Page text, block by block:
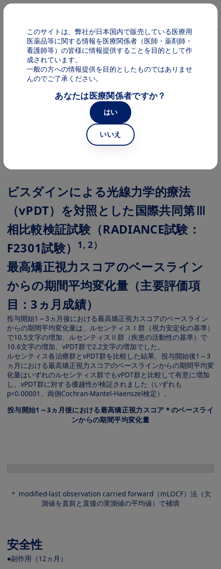
メインコンテンツに移動
パンくず
病的近視（mCNV）
ルセンティス 臨床成績に関して
本剤は国内患者及び海外患者を対象とした臨床試験成績を基に評価
され承認されました。以下で紹介する臨床試験成績には、承認範囲
外の試験成績が一部含まれています。
ビスダインによる光線力学的療法
（vPDT）を対照とした国際共同第Ⅲ
相比較検証試験（RADIANCE試験：
F2301試験）
1, 2）
最高矯正視力スコアのベースライン
からの期間平均変化量（主要評価項
目：3ヵ月成績）
投与開始1～3ヵ月後における最高矯正視力スコアのベースライン
からの期間平均変化量は、ルセンティスⅠ群（視力安定化の基準）
で10.5文字の増加、ルセンティスⅡ群（疾患の活動性の基準）で
10.6文字の増加、vPDT群で2.2文字の増加でした。
ルセンティス各治療群とvPDT群を比較した結果、投与開始後1～3
ヵ月における最高矯正視力スコアのベースラインからの期間平均変
化量はいずれのルセンティス群でもvPDT群と比較して有意に増加
し、vPDT群に対する優越性が検証されました（いずれも
p<0.00001、両側Cochran-Mantel-Haenszel検定）。
投与開始1～3ヵ月後における最高矯正視力スコア＊のベースライ
ンからの期間平均変化量
＊ modified-last observation carried forward（mLOCF）法（欠
測値を直前と直後の実測値の平均値）で補填
安全性
●副作用（12ヵ月）
このサイトは、弊社が日本国内で販売している医療用
医薬品等に関する情報を医療関係者（医師・薬剤師・
看護師等）の皆様に情報提供することを目的として作
成されています。
一般の方への情報提供を目的としたものではありませ
んのでご了承ください。
あなたは医療関係者ですか？
はい
いいえ